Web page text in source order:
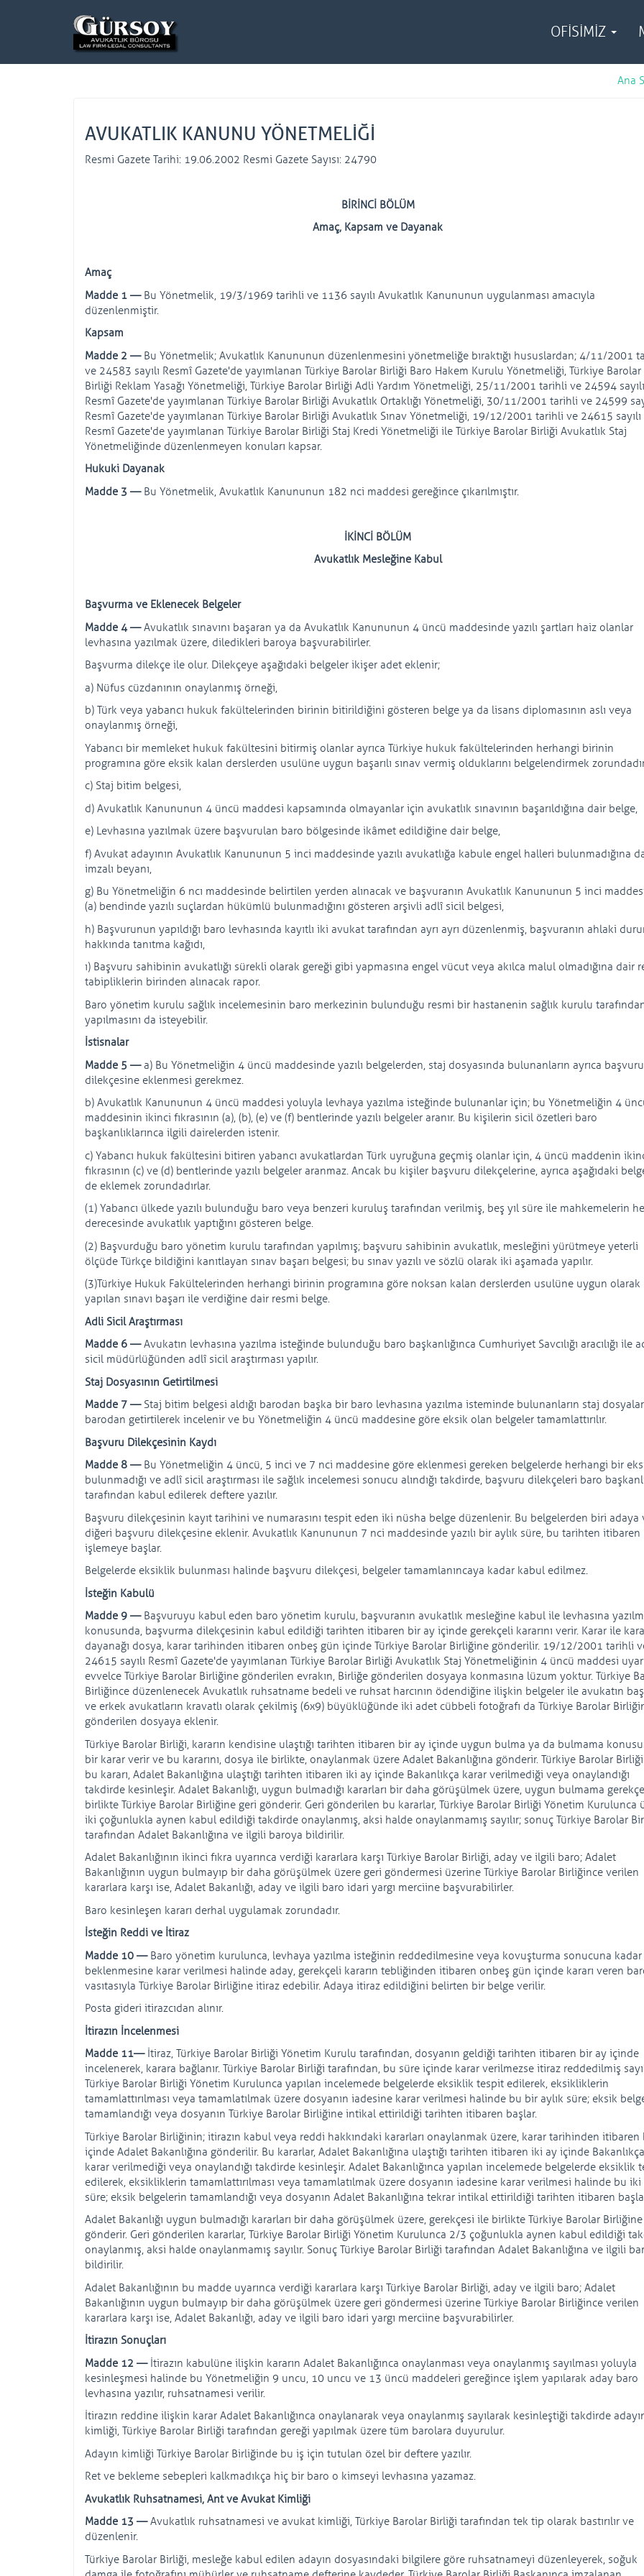
OFİSİMİZ
Ana
AVUKATLIK KANUNU YÖNETMELİĞİ
Resmi Gazete Tarihi: 19.06.2002 Resmi Gazete Sayısı: 24790
BİRİNCİ BÖLÜM
Amaç, Kapsam ve Dayanak
Amaç
Madde 1 — Bu Yönetmelik, 19/3/1969 tarihli ve 1136 sayılı Avukatlık Kanununun uygulanması amacıyla
düzenlenmiştir.
Kapsam
Madde 2 — Bu Yönetmelik; Avukatlık Kanununun düzenlenmesini yönetmeliğe bıraktığı hususlardan; 4/11/2001
ve 24583 sayılı Resmî Gazete'de yayımlanan Türkiye Barolar Birliği Baro Hakem Kurulu Yönetmeliği, Türkiye Barolar
Birliği Reklam Yasağı Yönetmeliği, Türkiye Barolar Birliği Adli Yardım Yönetmeliği, 25/11/2001 tarihli ve 24594 sayılı
Resmî Gazete'de yayımlanan Türkiye Barolar Birliği Avukatlık Ortaklığı Yönetmeliği, 30/11/2001 tarihli ve 24599
Resmî Gazete'de yayımlanan Türkiye Barolar Birliği Avukatlık Sınav Yönetmeliği, 19/12/2001 tarihli ve 24615 sayılı
Resmî Gazete'de yayımlanan Türkiye Barolar Birliği Staj Kredi Yönetmeliği ile Türkiye Barolar Birliği Avukatlık Staj
Yönetmeliğinde düzenlenmeyen konuları kapsar.
Hukuki Dayanak
Madde 3 — Bu Yönetmelik, Avukatlık Kanununun 182 nci maddesi gereğince çıkarılmıştır.
İKİNCİ BÖLÜM
Avukatlık Mesleğine Kabul
Başvurma ve Eklenecek Belgeler
Madde 4 —Avukatlık sınavını başaran ya da Avukatlık Kanununun 4 üncü maddesinde yazılı şartları haiz olanlar
levhasına yazılmak üzere, diledikleri baroya başvurabilirler.
Başvurma dilekçe ile olur. Dilekçeye aşağıdaki belgeler ikişer adet eklenir;
a) Nüfus cüzdanının onaylanmış örneği,
b) Türk veya yabancı hukuk fakültelerinden birinin bitirildiğini gösteren belge ya da lisans diplomasının aslı veya
onaylanmış örneği,
Yabancı bir memleket hukuk fakültesini bitirmiş olanlar ayrıca Türkiye hukuk fakültelerinden herhangi birinin
programına göre eksik kalan derslerden usulüne uygun başarılı sınav vermiş olduklarını belgelendirmek
c) Staj bitim belgesi,
d) Avukatlık Kanununun 4 üncü maddesi kapsamında olmayanlar için avukatlık sınavının başarıldığına dair belge,
e) Levhasına yazılmak üzere başvurulan baro bölgesinde ikâmet edildiğine dair belge,
f) Avukat adayının Avukatlık Kanununun 5 inci maddesinde yazılı avukatlığa kabule engel halleri bulunmadığına
imzalı beyanı,
g) Bu Yönetmeliğin 6 ncı maddesinde belirtilen yerden alınacak ve başvuranın Avukatlık Kanununun 5 inci
(a) bendinde yazılı suçlardan hükümlü bulunmadığını gösteren arşivli adlî sicil belgesi,
h) Başvurunun yapıldığı baro levhasında kayıtlı iki avukat tarafından ayrı ayrı düzenlenmiş, başvuranın ahlaki
hakkında tanıtma kağıdı,
ı) Başvuru sahibinin avukatlığı sürekli olarak gereği gibi yapmasına engel vücut veya akılca malul olmadığına dair
tabipliklerin birinden alınacak rapor.
Baro yönetim kurulu sağlık incelemesinin baro merkezinin bulunduğu resmi bir hastanenin sağlık kurulu
yapılmasını da isteyebilir.
İstisnalar
Madde 5 —a) Bu Yönetmeliğin 4 üncü maddesinde yazılı belgelerden, staj dosyasında bulunanların ayrıca başvuru
dilekçesine eklenmesi gerekmez.
b) Avukatlık Kanununun 4 üncü maddesi yoluyla levhaya yazılma isteğinde bulunanlar için; bu Yönetmeliğin 4
maddesinin ikinci fıkrasının (a), (b), (e) ve (f) bentlerinde yazılı belgeler aranır. Bu kişilerin sicil özetleri baro
başkanlıklarınca ilgili dairelerden istenir.
c) Yabancı hukuk fakültesini bitiren yabancı avukatlardan Türk uyruğuna geçmiş olanlar için, 4 üncü maddenin
fıkrasının (c) ve (d) bentlerinde yazılı belgeler aranmaz. Ancak bu kişiler başvuru dilekçelerine, ayrıca aşağıdaki
de eklemek zorundadırlar.
(1) Yabancı ülkede yazılı bulunduğu baro veya benzeri kuruluş tarafından verilmiş, beş yıl süre ile mahkemelerin
derecesinde avukatlık yaptığını gösteren belge.
(2) Başvurduğu baro yönetim kurulu tarafından yapılmış; başvuru sahibinin avukatlık, mesleğini yürütmeye yeterli
ölçüde Türkçe bildiğini kanıtlayan sınav başarı belgesi; bu sınav yazılı ve sözlü olarak iki aşamada yapılır.
(3)Türkiye Hukuk Fakültelerinden herhangi birinin programına göre noksan kalan derslerden usulüne uygun olarak
yapılan sınavı başarı ile verdiğine dair resmi belge.
Adli Sicil Araştırması
Madde 6 —Avukatın levhasına yazılma isteğinde bulunduğu baro başkanlığınca Cumhuriyet Savcılığı aracılığı ile
sicil müdürlüğünden adlî sicil araştırması yapılır.
Staj Dosyasının Getirtilmesi
Madde 7 — Staj bitim belgesi aldığı barodan başka bir baro levhasına yazılma isteminde bulunanların staj
barodan getirtilerek incelenir ve bu Yönetmeliğin 4 üncü maddesine göre eksik olan belgeler tamamlattırılır.
Başvuru Dilekçesinin Kaydı
Madde 8 — Bu Yönetmeliğin 4 üncü, 5 inci ve 7 nci maddesine göre eklenmesi gereken belgelerde herhangi bir
bulunmadığı ve adlî sicil araştırması ile sağlık incelemesi sonucu alındığı takdirde, başvuru dilekçeleri baro
tarafından kabul edilerek deftere yazılır.
Başvuru dilekçesinin kayıt tarihini ve numarasını tespit eden iki nüsha belge düzenlenir. Bu belgelerden biri adaya
diğeri başvuru dilekçesine eklenir. Avukatlık Kanununun 7 nci maddesinde yazılı bir aylık süre, bu tarihten itibaren
işlemeye başlar.
Belgelerde eksiklik bulunması halinde başvuru dilekçesi, belgeler tamamlanıncaya kadar kabul edilmez.
İsteğin Kabulü
Madde 9 — Başvuruyu kabul eden baro yönetim kurulu, başvuranın avukatlık mesleğine kabul ile levhasına
konusunda, başvurma dilekçesinin kabul edildiği tarihten itibaren bir ay içinde gerekçeli kararını verir. Karar ile
dayanağı dosya, karar tarihinden itibaren onbeş gün içinde Türkiye Barolar Birliğine gönderilir. 19/12/2001 tarihli
24615 sayılı Resmî Gazete'de yayımlanan Türkiye Barolar Birliği Avukatlık Staj Yönetmeliğinin 4 üncü maddesi
evvelce Türkiye Barolar Birliğine gönderilen evrakın, Birliğe gönderilen dosyaya konmasına lüzum yoktur. Türkiye
Birliğince düzenlenecek Avukatlık ruhsatname bedeli ve ruhsat harcının ödendiğine ilişkin belgeler ile avukatın
ve erkek avukatların kravatlı olarak çekilmiş (6x9) büyüklüğünde iki adet cübbeli fotoğrafı da Türkiye Barolar
gönderilen dosyaya eklenir.
Türkiye Barolar Birliği, kararın kendisine ulaştığı tarihten itibaren bir ay içinde uygun bulma ya da bulmama
bir karar verir ve bu kararını, dosya ile birlikte, onaylanmak üzere Adalet Bakanlığına gönderir. Türkiye Barolar
bu kararı, Adalet Bakanlığına ulaştığı tarihten itibaren iki ay içinde Bakanlıkça karar verilmediği veya onaylandığı
takdirde kesinleşir. Adalet Bakanlığı, uygun bulmadığı kararları bir daha görüşülmek üzere, uygun bulmama
birlikte Türkiye Barolar Birliğine geri gönderir. Geri gönderilen bu kararlar, Türkiye Barolar Birliği Yönetim Kurulunca
iki çoğunlukla aynen kabul edildiği takdirde onaylanmış, aksi halde onaylanmamış sayılır; sonuç Türkiye Barolar
tarafından Adalet Bakanlığına ve ilgili baroya bildirilir.
Adalet Bakanlığının ikinci fıkra uyarınca verdiği kararlara karşı Türkiye Barolar Birliği, aday ve ilgili baro; Adalet
Bakanlığının uygun bulmayıp bir daha görüşülmek üzere geri göndermesi üzerine Türkiye Barolar Birliğince verilen
kararlara karşı ise, Adalet Bakanlığı, aday ve ilgili baro idari yargı merciine başvurabilirler.
Baro kesinleşen kararı derhal uygulamak zorundadır.
İsteğin Reddi ve İtiraz
Madde 10 — Baro yönetim kurulunca, levhaya yazılma isteğinin reddedilmesine veya kovuşturma sonucuna kadar
beklenmesine karar verilmesi halinde aday, gerekçeli kararın tebliğinden itibaren onbeş gün içinde kararı veren
vasıtasıyla Türkiye Barolar Birliğine itiraz edebilir. Adaya itiraz edildiğini belirten bir belge verilir.
Posta gideri itirazcıdan alınır.
İtirazın İncelenmesi
Madde 11— İtiraz, Türkiye Barolar Birliği Yönetim Kurulu tarafından, dosyanın geldiği tarihten itibaren bir ay içinde
incelenerek, karara bağlanır. Türkiye Barolar Birliği tarafından, bu süre içinde karar verilmezse itiraz reddedilmiş
Türkiye Barolar Birliği Yönetim Kurulunca yapılan incelemede belgelerde eksiklik tespit edilerek, eksikliklerin
tamamlattırılması veya tamamlatılmak üzere dosyanın iadesine karar verilmesi halinde bu bir aylık süre; eksik
tamamlandığı veya dosyanın Türkiye Barolar Birliğine intikal ettirildiği tarihten itibaren başlar.
Türkiye Barolar Birliğinin; itirazın kabul veya reddi hakkındaki kararları onaylanmak üzere, karar tarihinden itibaren
içinde Adalet Bakanlığına gönderilir. Bu kararlar, Adalet Bakanlığına ulaştığı tarihten itibaren iki ay içinde
karar verilmediği veya onaylandığı takdirde kesinleşir. Adalet Bakanlığınca yapılan incelemede belgelerde eksiklik
edilerek, eksikliklerin tamamlattırılması veya tamamlatılmak üzere dosyanın iadesine karar verilmesi halinde bu iki
süre; eksik belgelerin tamamlandığı veya dosyanın Adalet Bakanlığına tekrar intikal ettirildiği tarihten itibaren
Adalet Bakanlığı uygun bulmadığı kararları bir daha görüşülmek üzere, gerekçesi ile birlikte Türkiye Barolar
gönderir. Geri gönderilen kararlar, Türkiye Barolar Birliği Yönetim Kurulunca 2/3 çoğunlukla aynen kabul edildiği
onaylanmış, aksi halde onaylanmamış sayılır. Sonuç Türkiye Barolar Birliği tarafından Adalet Bakanlığına ve ilgili
bildirilir.
Adalet Bakanlığının bu madde uyarınca verdiği kararlara karşı Türkiye Barolar Birliği, aday ve ilgili baro; Adalet
Bakanlığının uygun bulmayıp bir daha görüşülmek üzere geri göndermesi üzerine Türkiye Barolar Birliğince verilen
kararlara karşı ise, Adalet Bakanlığı, aday ve ilgili baro idari yargı merciine başvurabilirler.
İtirazın Sonuçları
Madde 12 — İtirazın kabulüne ilişkin kararın Adalet Bakanlığınca onaylanması veya onaylanmış sayılması yoluyla
kesinleşmesi halinde bu Yönetmeliğin 9 uncu, 10 uncu ve 13 üncü maddeleri gereğince işlem yapılarak aday baro
levhasına yazılır, ruhsatnamesi verilir.
İtirazın reddine ilişkin karar Adalet Bakanlığınca onaylanarak veya onaylanmış sayılarak kesinleştiği takdirde
kimliği, Türkiye Barolar Birliği tarafından gereği yapılmak üzere tüm barolara duyurulur.
Adayın kimliği Türkiye Barolar Birliğinde bu iş için tutulan özel bir deftere yazılır.
Ret ve bekleme sebepleri kalkmadıkça hiç bir baro o kimseyi levhasına yazamaz.
Avukatlık Ruhsatnamesi, Ant ve Avukat Kimliği
Madde 13 —Avukatlık ruhsatnamesi ve avukat kimliği, Türkiye Barolar Birliği tarafından tek tip olarak bastırılır ve
düzenlenir.
Türkiye Barolar Birliği, mesleğe kabul edilen adayın dosyasındaki bilgilere göre ruhsatnameyi düzenleyerek, soğuk